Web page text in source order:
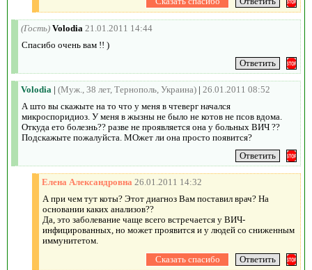
(Гость) Volodia 21.01.2011 14:44
Спасибо очень вам !! )
Volodia | (Муж., 38 лет, Тернополь, Украина) | 26.01.2011 08:52
А што вы скажыте на то что у меня в чтеверг начался
микроспоридиоз. У меня в жызны не было не котов не псов вдома.
Откуда ето болезнь?? разве не проявляется она у больных ВИЧ ??
Подскажыте пожалуйста. МОжет ли она просто появится?
Елена Александровна 26.01.2011 14:32
А при чем тут коты? Этот диагноз Вам поставил врач? На
основании каких анализов??
Да, это заболевание чаще всего встречается у ВИЧ-
инфицированных, но может проявится и у людей со сниженным
иммунитетом.